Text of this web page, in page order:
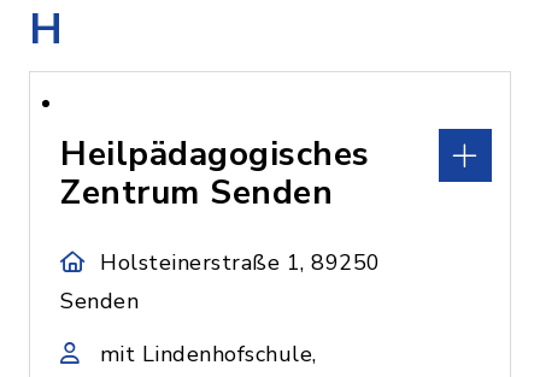
H
Heilpädagogisches
Zentrum Senden
Holsteinerstraße 1, 89250
Senden
mit Lindenhofschule,